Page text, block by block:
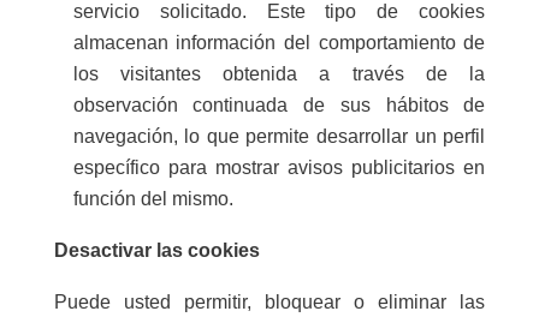
servicio solicitado. Este tipo de cookies
almacenan información del comportamiento de
los visitantes obtenida a través de la
observación continuada de sus hábitos de
navegación, lo que permite desarrollar un perfil
específico para mostrar avisos publicitarios en
función del mismo.
Desactivar las cookies
Puede usted permitir, bloquear o eliminar las